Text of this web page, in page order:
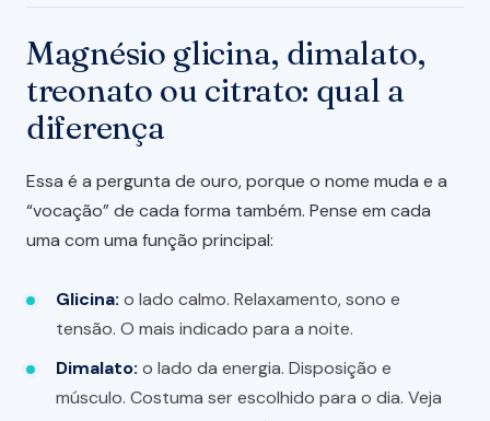
Magnésio glicina, dimalato,
treonato ou citrato: qual a
diferença
Essa é a pergunta de ouro, porque o nome muda e a
“vocação” de cada forma também. Pense em cada
uma com uma função principal:
Glicina: o lado calmo. Relaxamento, sono e
tensão. O mais indicado para a noite.
Dimalato: o lado da energia. Disposição e
músculo. Costuma ser escolhido para o dia. Veja